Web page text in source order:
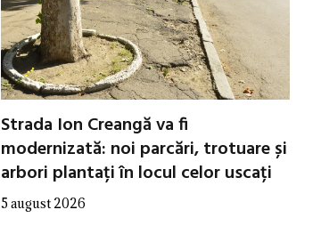
Strada Ion Creangă va fi
modernizată: noi parcări, trotuare și
arbori plantați în locul celor uscați
5 august 2026